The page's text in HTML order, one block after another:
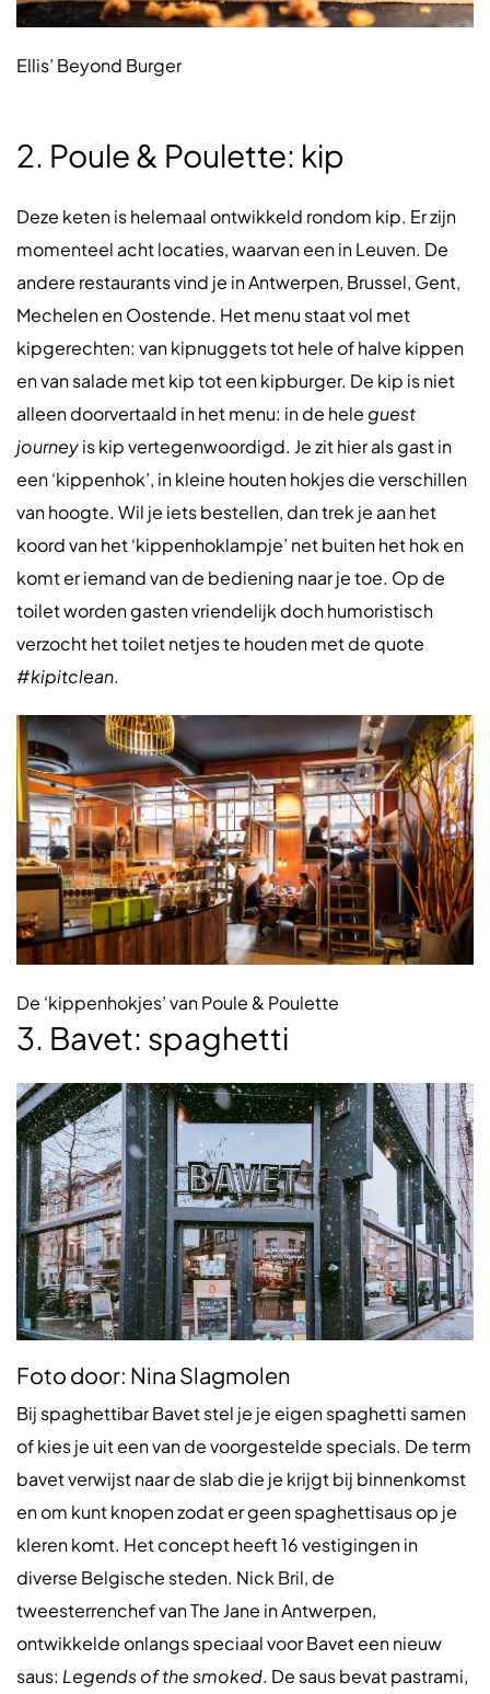
Ellis’ Beyond Burger
2. Poule & Poulette: kip
Deze keten is helemaal ontwikkeld rondom kip. Er zijn
momenteel acht locaties, waarvan een in Leuven. De
andere restaurants vind je in Antwerpen, Brussel, Gent,
Mechelen en Oostende. Het menu staat vol met
kipgerechten: van kipnuggets tot hele of halve kippen
en van salade met kip tot een kipburger. De kip is niet
alleen doorvertaald in het menu: in de hele guest
journeyis kip vertegenwoordigd. Je zit hier als gast in
een ‘kippenhok’, in kleine houten hokjes die verschillen
van hoogte. Wil je iets bestellen, dan trek je aan het
koord van het ‘kippenhoklampje’ net buiten het hok en
komt er iemand van de bediening naar je toe. Op de
toilet worden gasten vriendelijk doch humoristisch
verzocht het toilet netjes te houden met de quote
#kipitclean.
De ‘kippenhokjes’ van Poule & Poulette
3. Bavet: spaghetti
Foto door: Nina Slagmolen
Bij spaghettibar Bavet stel je je eigen spaghetti samen
of kies je uit een van de voorgestelde specials. De term
bavet verwijst naar de slab die je krijgt bij binnenkomst
en om kunt knopen zodat er geen spaghettisaus op je
kleren komt. Het concept heeft 16 vestigingen in
diverse Belgische steden. Nick Bril, de
tweesterrenchef van The Jane in Antwerpen,
ontwikkelde onlangs speciaal voor Bavet een nieuw
saus: Legends of the smoked. De saus bevat pastrami,